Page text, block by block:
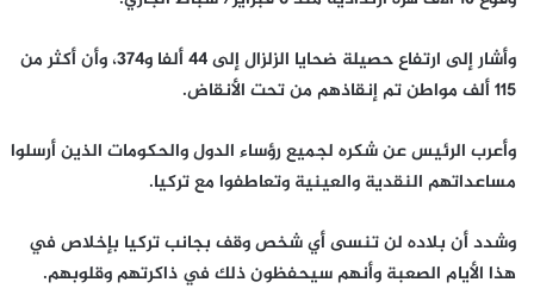
وأشار إلى ارتفاع حصيلة ضحايا الزلزال إلى 44 ألفا و374، وأن أكثر من
115 ألف مواطن تم إنقاذهم من تحت الأنقاض.
وأعرب الرئيس عن شكره لجميع رؤساء الدول والحكومات الذين أرسلوا
مساعداتهم النقدية والعينية وتعاطفوا مع تركيا.
وشدد أن بلاده لن تنسى أي شخص وقف بجانب تركيا بإخلاص في
هذا الأيام الصعبة وأنهم سيحفظون ذلك في ذاكرتهم وقلوبهم.